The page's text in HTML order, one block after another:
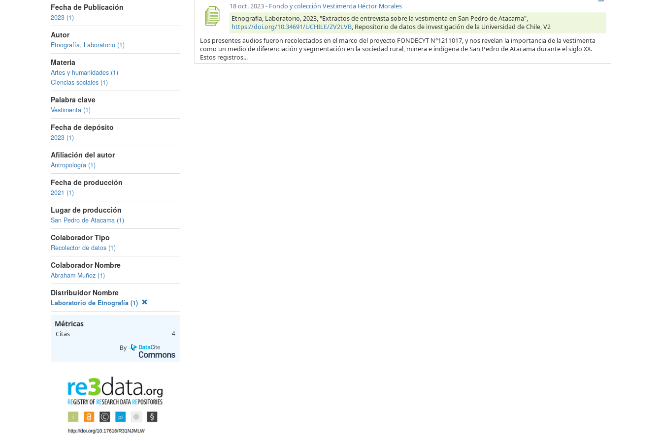
Fecha de Publicación
2023 (1)
Autor
Etnografía, Laboratorio (1)
Materia
Artes y humanidades (1)
Ciencias sociales (1)
Palabra clave
Vestimenta (1)
Fecha de depósito
2023 (1)
Afiliación del autor
Antropología (1)
Fecha de producción
2021 (1)
Lugar de producción
San Pedro de Atacama (1)
Colaborador Tipo
Recolector de datos (1)
Colaborador Nombre
Abraham Muñoz (1)
Distribuidor Nombre
Laboratorio de Etnografía (1)
Métricas
Citas 4
By
18 oct. 2023- Fondo y colección Vestimenta Héctor Morales
Etnografía, Laboratorio, 2023, "Extractos de entrevista sobre la vestimenta en San Pedro de Atacama",
https://doi.org/10.34691/UCHILE/ZV2LVB, Repositorio de datos de investigación de la Universidad de Chile, V2
Los presentes audios fueron recolectados en el marco del proyecto FONDECYT N°1211017, y nos revelan la importancia de la vestimenta
como un medio de diferenciación y segmentación en la sociedad rural, minera e indígena de San Pedro de Atacama durante el siglo XX.
Estos registros...